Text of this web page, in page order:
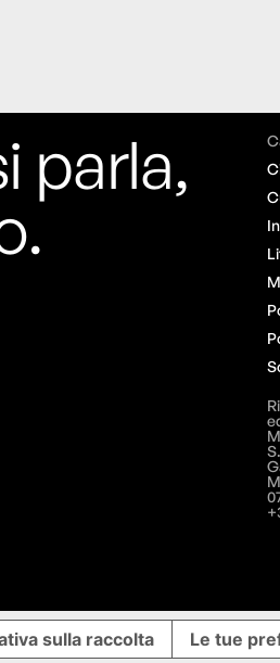
parla,
sulla raccolta Le tue